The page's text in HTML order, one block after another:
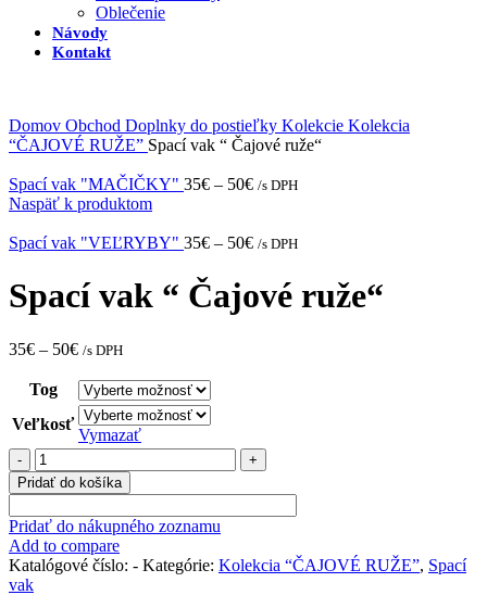
Oblečenie
Návody
Kontakt
Domov Obchod Doplnky do postieľky Kolekcie Kolekcia
“ČAJOVÉ RUŽE” Spací vak “ Čajové ruže“
Spací vak "MAČIČKY" 35€ – 50€ /s DPH
Naspäť k produktom
Spací vak "VEĽRYBY" 35€ – 50€ /s DPH
Spací vak “ Čajové ruže“
35€ – 50€ /s DPH
Tog
Veľkosť
Vymazať
množstvo
Spací
vak
"
Čajové
ruže"
Pridať do košíka
Pridať do nákupného zoznamu
Add to compare
Katalógové číslo: - Kategórie: Kolekcia “ČAJOVÉ RUŽE”, Spací
vak